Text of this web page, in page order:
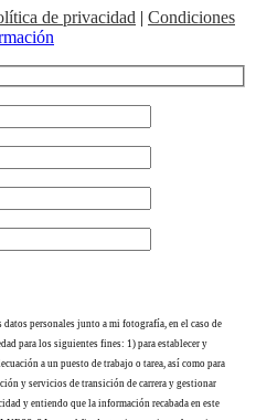
de privacidad | Condiciones
personales junto a mi fotografía, en el caso de
para los siguientes fines: 1) para establecer y
a un puesto de trabajo o tarea, así como para
y servicios de transición de carrera y gestionar
y entiendo que la información recabada en este